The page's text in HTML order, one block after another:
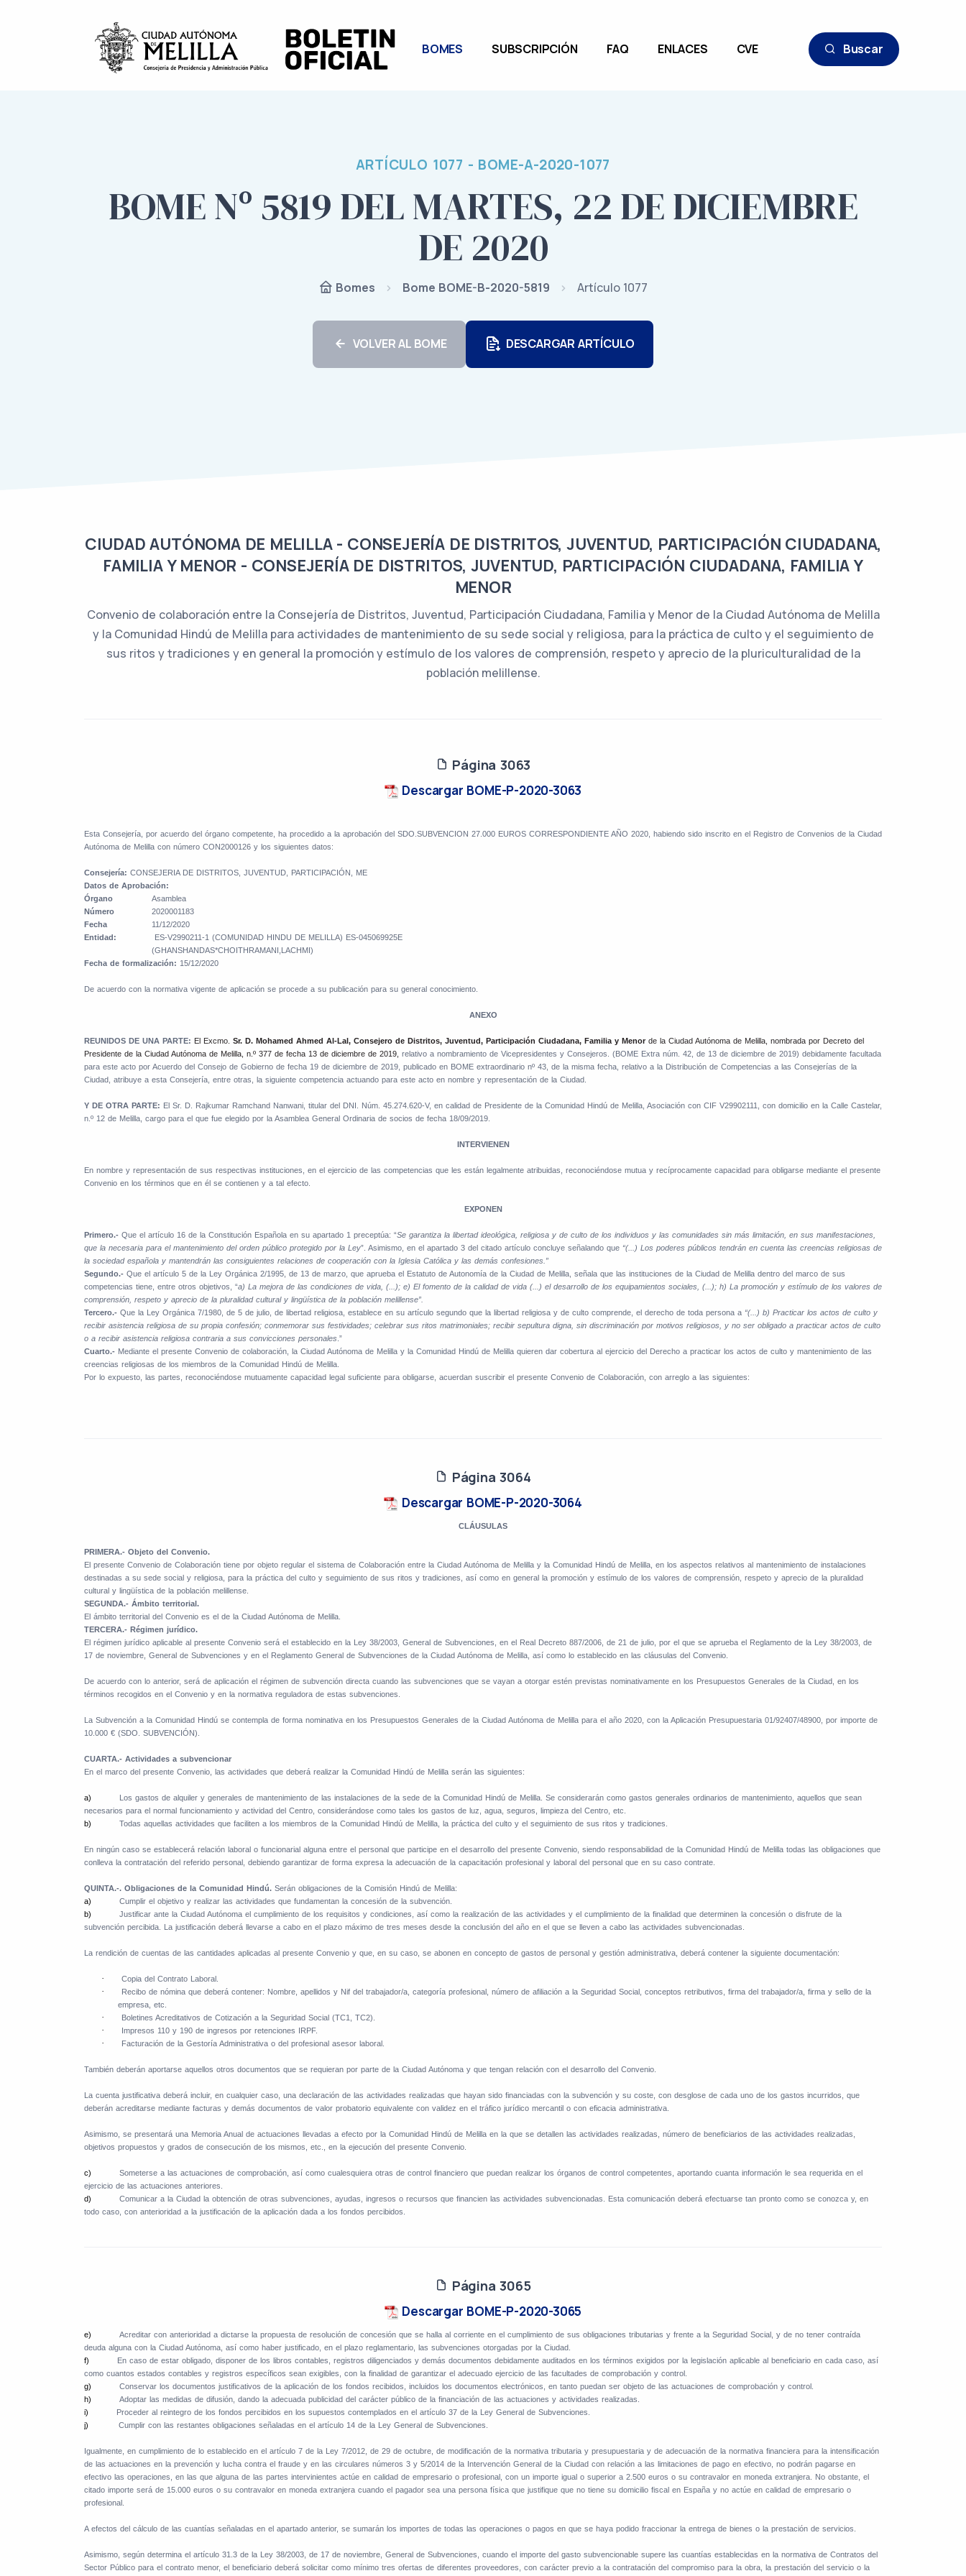
BOMES SUBSCRIPCIÓN FAQ ENLACES CVE Buscar
ARTÍCULO 1077 - BOME-A-2020-1077
BOME Nº 5819 DEL MARTES, 22 DE DICIEMBRE
DE 2020
Bomes Bome BOME-B-2020-5819 Artículo 1077
VOLVER AL BOME DESCARGAR ARTÍCULO
CIUDAD AUTÓNOMA DE MELILLA - CONSEJERÍA DE DISTRITOS, JUVENTUD, PARTICIPACIÓN CIUDADANA,
FAMILIA Y MENOR - CONSEJERÍA DE DISTRITOS, JUVENTUD, PARTICIPACIÓN CIUDADANA, FAMILIA Y
MENOR
Convenio de colaboración entre la Consejería de Distritos, Juventud, Participación Ciudadana, Familia y Menor de la Ciudad Autónoma de Melilla
y la Comunidad Hindú de Melilla para actividades de mantenimiento de su sede social y religiosa, para la práctica de culto y el seguimiento de
sus ritos y tradiciones y en general la promoción y estímulo de los valores de comprensión, respeto y aprecio de la pluriculturalidad de la
población melillense.
Página 3063
Descargar BOME-P-2020-3063
Esta Consejería, por acuerdo del órgano competente, ha procedido a la aprobación del SDO.SUBVENCION 27.000 EUROS CORRESPONDIENTE AÑO 2020, habiendo sido inscrito en el Registro de Convenios de la Ciudad
Autónoma de Melilla con número CON2000126 y los siguientes datos:
Consejería: CONSEJERIA DE DISTRITOS, JUVENTUD, PARTICIPACIÓN, ME
Datos de Aprobación:
Órgano
Número
Fecha
Entidad:
Asamblea
2020001183
11/12/2020
ES-V2990211-1 (COMUNIDAD HINDU DE MELILLA) ES-045069925E
(GHANSHANDAS*CHOITHRAMANI,LACHMI)
Fecha de formalización: 15/12/2020
De acuerdo con la normativa vigente de aplicación se procede a su publicación para su general conocimiento.
ANEXO
REUNIDOS DE UNA PARTE: El Excmo. Sr. D. Mohamed Ahmed Al-Lal, Consejero de Distritos, Juventud, Participación Ciudadana, Familia y Menor de la Ciudad Autónoma de Melilla, nombrada por Decreto del
Presidente de la Ciudad Autónoma de Melilla, n.º 377 de fecha 13 de diciembre de 2019, relativo a nombramiento de Vicepresidentes y Consejeros. (BOME Extra núm. 42, de 13 de diciembre de 2019) debidamente facultada
para este acto por Acuerdo del Consejo de Gobierno de fecha 19 de diciembre de 2019, publicado en BOME extraordinario nº 43, de la misma fecha, relativo a la Distribución de Competencias a las Consejerías de la
Ciudad, atribuye a esta Consejería, entre otras, la siguiente competencia actuando para este acto en nombre y representación de la Ciudad.
Y DE OTRA PARTE: El Sr. D. Rajkumar Ramchand Nanwani, titular del DNI. Núm. 45.274.620-V, en calidad de Presidente de la Comunidad Hindú de Melilla, Asociación con CIF V29902111, con domicilio en la Calle Castelar,
n.º 12 de Melilla, cargo para el que fue elegido por la Asamblea General Ordinaria de socios de fecha 18/09/2019.
INTERVIENEN
En nombre y representación de sus respectivas instituciones, en el ejercicio de las competencias que les están legalmente atribuidas, reconociéndose mutua y recíprocamente capacidad para obligarse mediante el presente
Convenio en los términos que en él se contienen y a tal efecto.
EXPONEN
Primero.- Que el artículo 16 de la Constitución Española en su apartado 1 preceptúa: “Se garantiza la libertad ideológica, religiosa y de culto de los individuos y las comunidades sin más limitación, en sus manifestaciones,
que la necesaria para el mantenimiento del orden público protegido por la Ley”. Asimismo, en el apartado 3 del citado artículo concluye señalando que “(...) Los poderes públicos tendrán en cuenta las creencias religiosas de
la sociedad española y mantendrán las consiguientes relaciones de cooperación con la Iglesia Católica y las demás confesiones.”
Segundo.- Que el artículo 5 de la Ley Orgánica 2/1995, de 13 de marzo, que aprueba el Estatuto de Autonomía de la Ciudad de Melilla, señala que las instituciones de la Ciudad de Melilla dentro del marco de sus
competencias tiene, entre otros objetivos, “a) La mejora de las condiciones de vida, (...); e) El fomento de la calidad de vida (...) el desarrollo de los equipamientos sociales, (...); h) La promoción y estímulo de los valores de
comprensión, respeto y aprecio de la pluralidad cultural y lingüística de la población melillense”.
Tercero.- Que la Ley Orgánica 7/1980, de 5 de julio, de libertad religiosa, establece en su artículo segundo que la libertad religiosa y de culto comprende, el derecho de toda persona a “(...) b) Practicar los actos de culto y
recibir asistencia religiosa de su propia confesión; conmemorar sus festividades; celebrar sus ritos matrimoniales; recibir sepultura digna, sin discriminación por motivos religiosos, y no ser obligado a practicar actos de culto
o a recibir asistencia religiosa contraria a sus convicciones personales .”
Cuarto.- Mediante el presente Convenio de colaboración, la Ciudad Autónoma de Melilla y la Comunidad Hindú de Melilla quieren dar cobertura al ejercicio del Derecho a practicar los actos de culto y mantenimiento de las
creencias religiosas de los miembros de la Comunidad Hindú de Melilla.
Por lo expuesto, las partes, reconociéndose mutuamente capacidad legal suficiente para obligarse, acuerdan suscribir el presente Convenio de Colaboración, con arreglo a las siguientes:
Página 3064
Descargar BOME-P-2020-3064
CLÁUSULAS
PRIMERA.- Objeto del Convenio.
El presente Convenio de Colaboración tiene por objeto regular el sistema de Colaboración entre la Ciudad Autónoma de Melilla y la Comunidad Hindú de Melilla, en los aspectos relativos al mantenimiento de instalaciones
destinadas a su sede social y religiosa, para la práctica del culto y seguimiento de sus ritos y tradiciones, así como en general la promoción y estímulo de los valores de comprensión, respeto y aprecio de la pluralidad
cultural y lingüística de la población melillense.
SEGUNDA.- Ámbito territorial.
El ámbito territorial del Convenio es el de la Ciudad Autónoma de Melilla.
TERCERA.- Régimen jurídico.
El régimen jurídico aplicable al presente Convenio será el establecido en la Ley 38/2003, General de Subvenciones, en el Real Decreto 887/2006, de 21 de julio, por el que se aprueba el Reglamento de la Ley 38/2003, de
17 de noviembre, General de Subvenciones y en el Reglamento General de Subvenciones de la Ciudad Autónoma de Melilla, así como lo establecido en las cláusulas del Convenio.
De acuerdo con lo anterior, será de aplicación el régimen de subvención directa cuando las subvenciones que se vayan a otorgar estén previstas nominativamente en los Presupuestos Generales de la Ciudad, en los
términos recogidos en el Convenio y en la normativa reguladora de estas subvenciones.
La Subvención a la Comunidad Hindú se contempla de forma nominativa en los Presupuestos Generales de la Ciudad Autónoma de Melilla para el año 2020, con la Aplicación Presupuestaria 01/92407/48900, por importe de
10.000 € (SDO. SUBVENCIÓN).
CUARTA.- Actividades a subvencionar
En el marco del presente Convenio, las actividades que deberá realizar la Comunidad Hindú de Melilla serán las siguientes:
a)
Los gastos de alquiler y generales de mantenimiento de las instalaciones de la sede de la Comunidad Hindú de Melilla. Se considerarán como gastos generales ordinarios de mantenimiento, aquellos que sean
necesarios para el normal funcionamiento y actividad del Centro, considerándose como tales los gastos de luz, agua, seguros, limpieza del Centro, etc.
b)
Todas aquellas actividades que faciliten a los miembros de la Comunidad Hindú de Melilla, la práctica del culto y el seguimiento de sus ritos y tradiciones.
En ningún caso se establecerá relación laboral o funcionarial alguna entre el personal que participe en el desarrollo del presente Convenio, siendo responsabilidad de la Comunidad Hindú de Melilla todas las obligaciones que
conlleva la contratación del referido personal, debiendo garantizar de forma expresa la adecuación de la capacitación profesional y laboral del personal que en su caso contrate.
QUINTA.-. Obligaciones de la Comunidad Hindú. Serán obligaciones de la Comisión Hindú de Melilla:
a)
Cumplir el objetivo y realizar las actividades que fundamentan la concesión de la subvención.
b)
Justificar ante la Ciudad Autónoma el cumplimiento de los requisitos y condiciones, así como la realización de las actividades y el cumplimiento de la finalidad que determinen la concesión o disfrute de la
subvención percibida. La justificación deberá llevarse a cabo en el plazo máximo de tres meses desde la conclusión del año en el que se lleven a cabo las actividades subvencionadas.
La rendición de cuentas de las cantidades aplicadas al presente Convenio y que, en su caso, se abonen en concepto de gastos de personal y gestión administrativa, deberá contener la siguiente documentación:
· Copia del Contrato Laboral.
·
Recibo de nómina que deberá contener: Nombre, apellidos y Nif del trabajador/a, categoría profesional, número de afiliación a la Seguridad Social, conceptos retributivos, firma del trabajador/a, firma y sello de la
empresa, etc.
· Boletines Acreditativos de Cotización a la Seguridad Social (TC1, TC2).
· Impresos 110 y 190 de ingresos por retenciones IRPF.
· Facturación de la Gestoría Administrativa o del profesional asesor laboral.
También deberán aportarse aquellos otros documentos que se requieran por parte de la Ciudad Autónoma y que tengan relación con el desarrollo del Convenio.
La cuenta justificativa deberá incluir, en cualquier caso, una declaración de las actividades realizadas que hayan sido financiadas con la subvención y su coste, con desglose de cada uno de los gastos incurridos, que
deberán acreditarse mediante facturas y demás documentos de valor probatorio equivalente con validez en el tráfico jurídico mercantil o con eficacia administrativa.
Asimismo, se presentará una Memoria Anual de actuaciones llevadas a efecto por la Comunidad Hindú de Melilla en la que se detallen las actividades realizadas, número de beneficiarios de las actividades realizadas,
objetivos propuestos y grados de consecución de los mismos, etc., en la ejecución del presente Convenio.
c)
Someterse a las actuaciones de comprobación, así como cualesquiera otras de control financiero que puedan realizar los órganos de control competentes, aportando cuanta información le sea requerida en el
ejercicio de las actuaciones anteriores.
d)
Comunicar a la Ciudad la obtención de otras subvenciones, ayudas, ingresos o recursos que financien las actividades subvencionadas. Esta comunicación deberá efectuarse tan pronto como se conozca y, en
todo caso, con anterioridad a la justificación de la aplicación dada a los fondos percibidos.
Página 3065
Descargar BOME-P-2020-3065
e)
Acreditar con anterioridad a dictarse la propuesta de resolución de concesión que se halla al corriente en el cumplimiento de sus obligaciones tributarias y frente a la Seguridad Social, y de no tener contraída
deuda alguna con la Ciudad Autónoma, así como haber justificado, en el plazo reglamentario, las subvenciones otorgadas por la Ciudad.
f)
En caso de estar obligado, disponer de los libros contables, registros diligenciados y demás documentos debidamente auditados en los términos exigidos por la legislación aplicable al beneficiario en cada caso, así
como cuantos estados contables y registros específicos sean exigibles, con la finalidad de garantizar el adecuado ejercicio de las facultades de comprobación y control.
g)
Conservar los documentos justificativos de la aplicación de los fondos recibidos, incluidos los documentos electrónicos, en tanto puedan ser objeto de las actuaciones de comprobación y control.
h)
Adoptar las medidas de difusión, dando la adecuada publicidad del carácter público de la financiación de las actuaciones y actividades realizadas.
i)
Proceder al reintegro de los fondos percibidos en los supuestos contemplados en el artículo 37 de la Ley General de Subvenciones.
j)
Cumplir con las restantes obligaciones señaladas en el artículo 14 de la Ley General de Subvenciones.
Igualmente, en cumplimiento de lo establecido en el artículo 7 de la Ley 7/2012, de 29 de octubre, de modificación de la normativa tributaria y presupuestaria y de adecuación de la normativa financiera para la intensificación
de las actuaciones en la prevención y lucha contra el fraude y en las circulares números 3 y 5/2014 de la Intervención General de la Ciudad con relación a las limitaciones de pago en efectivo, no podrán pagarse en
efectivo las operaciones, en las que alguna de las partes intervinientes actúe en calidad de empresario o profesional, con un importe igual o superior a 2.500 euros o su contravalor en moneda extranjera. No obstante, el
citado importe será de 15.000 euros o su contravalor en moneda extranjera cuando el pagador sea una persona física que justifique que no tiene su domicilio fiscal en España y no actúe en calidad de empresario o
profesional.
A efectos del cálculo de las cuantías señaladas en el apartado anterior, se sumarán los importes de todas las operaciones o pagos en que se haya podido fraccionar la entrega de bienes o la prestación de servicios.
Asimismo, según determina el artículo 31.3 de la Ley 38/2003, de 17 de noviembre, General de Subvenciones, cuando el importe del gasto subvencionable supere las cuantías establecidas en la normativa de Contratos del
Sector Público para el contrato menor, el beneficiario deberá solicitar como mínimo tres ofertas de diferentes proveedores, con carácter previo a la contratación del compromiso para la obra, la prestación del servicio o la